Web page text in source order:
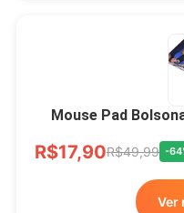
Mouse Pad
R$17,90R$49,99 -
Ver